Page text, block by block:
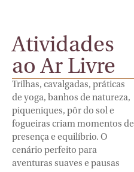
Atividades
ao Ar Livre
Trilhas, cavalgadas, práticas
de yoga, banhos de natureza,
piqueniques, pôr do sol e
fogueiras criam momentos de
presença e equilíbrio. O
cenário perfeito para
aventuras suaves e pausas